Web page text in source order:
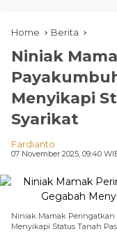
Home Berita
Niniak
Menyikapi
Syarikat
Fardianto
07 November 2025, 09:40
Niniak Mamak Peringatkan
Menyikapi Status Tanah